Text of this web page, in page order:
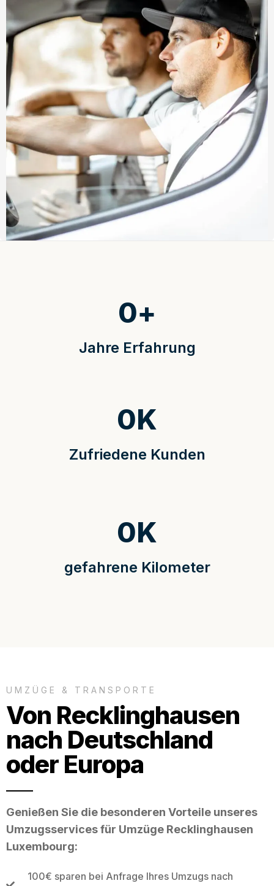
Jahre Erfahrung
0+
Zufriedene Kunden
0K
gefahrene Kilometer
0K
UMZÜGE & TRANSPORTE
Von Recklinghausen
nach Deutschland
oder Europa
Genießen Sie die besonderen Vorteile unseres
Umzugsservices für Umzüge Recklinghausen
Luxembourg:
100€ sparen bei Anfrage Ihres Umzugs nach